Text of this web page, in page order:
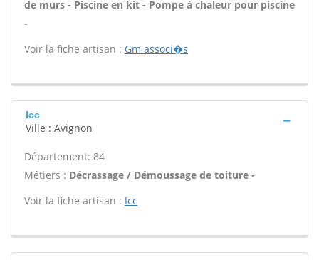
de murs - Piscine en kit - Pompe à chaleur pour piscine
-
Voir la fiche artisan : Gm associ�s
Icc
Ville : Avignon
Département: 84
Métiers : Décrassage / Démoussage de toiture -
Voir la fiche artisan : Icc